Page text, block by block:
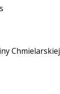
Chmielarskiej